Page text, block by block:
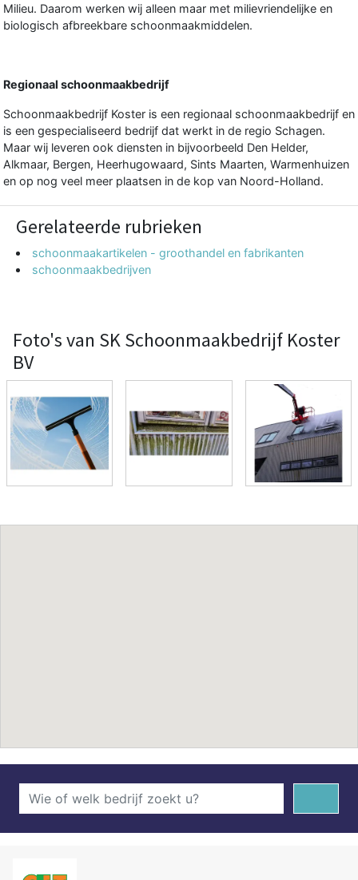
Milieu. Daarom werken wij alleen maar met milievriendelijke en
biologisch afbreekbare schoonmaakmiddelen.
Regionaal schoonmaakbedrijf
Schoonmaakbedrijf Koster is een regionaal schoonmaakbedrijf en
is een gespecialiseerd bedrijf dat werkt in de regio Schagen.
Maar wij leveren ook diensten in bijvoorbeeld Den Helder,
Alkmaar, Bergen, Heerhugowaard, Sints Maarten, Warmenhuizen
en op nog veel meer plaatsen in de kop van Noord-Holland.
Gerelateerde rubrieken
schoonmaakartikelen - groothandel en fabrikanten
schoonmaakbedrijven
Foto's van SK Schoonmaakbedrijf Koster
BV